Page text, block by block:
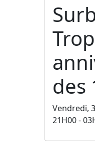
des
Vendredi,
21H00 -